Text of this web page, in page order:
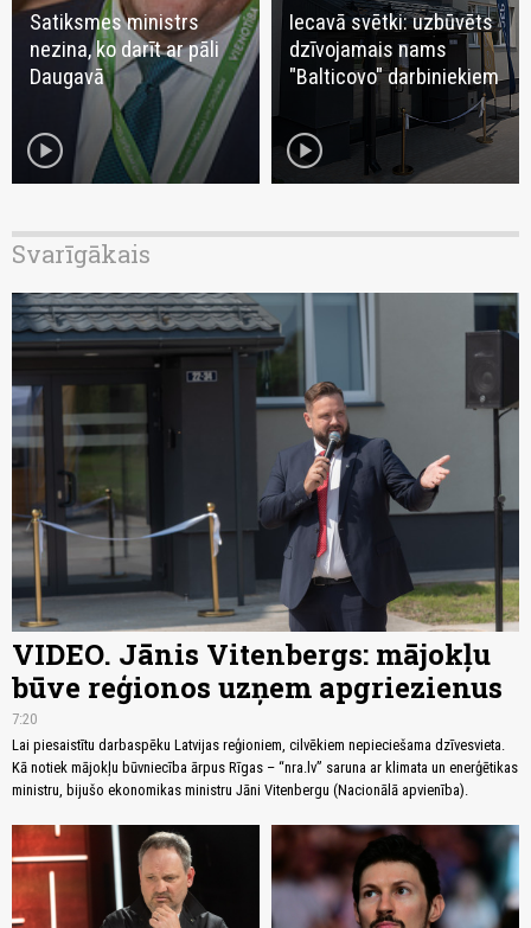
Satiksmes ministrs
nezina, ko darīt ar pāli
Daugavā
play_circle
Iecavā svētki: uzbūvēts
dzīvojamais nams
"Balticovo" darbiniekiem
play_circle
Svarīgākais
VIDEO. Jānis Vitenbergs: mājokļu
būve reģionos uzņem apgriezienus
7:20
Lai piesaistītu darbaspēku Latvijas reģioniem, cilvēkiem nepieciešama dzīvesvieta.
Kā notiek mājokļu būvniecība ārpus Rīgas – “nra.lv” saruna ar klimata un enerģētikas
ministru, bijušo ekonomikas ministru Jāni Vitenbergu (Nacionālā apvienība).